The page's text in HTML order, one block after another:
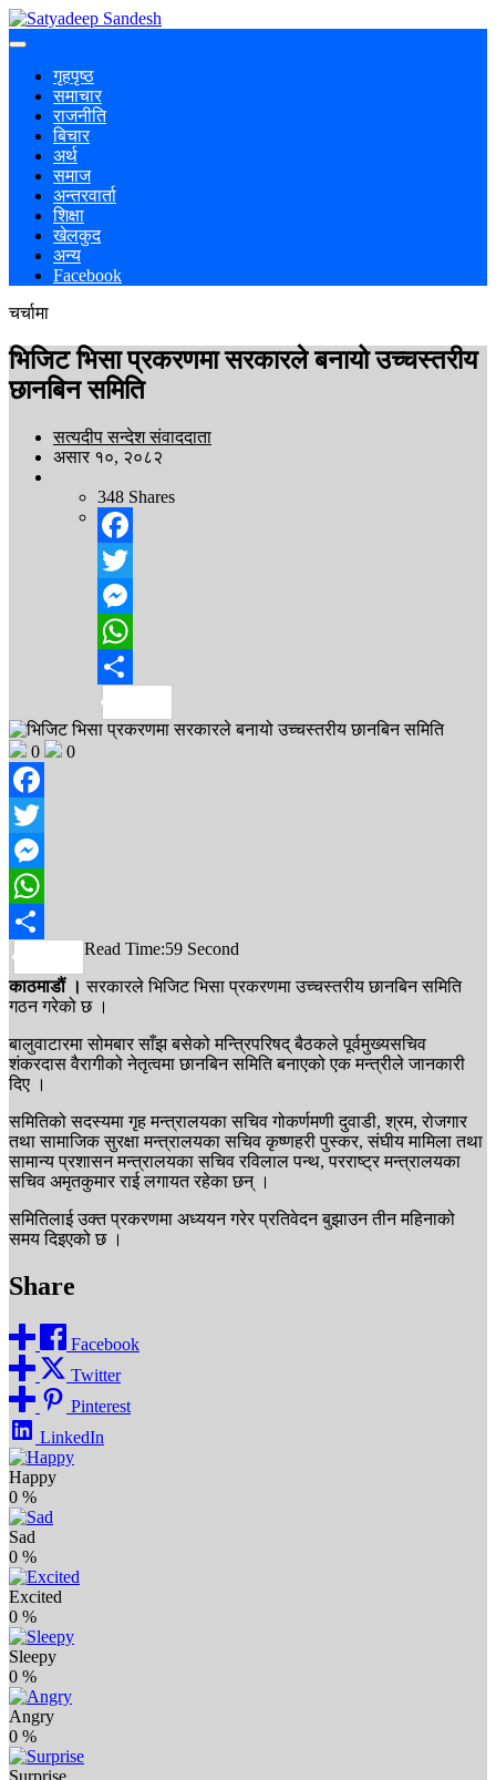
गृहपृष्ठ
समाचार
राजनीति
बिचार
अर्थ
समाज
अन्तरवार्ता
शिक्षा
खेलकुद
अन्य
Facebook
चर्चामा
भिजिट भिसा प्रकरणमा सरकारले बनायो उच्चस्तरीय
छानबिन समिति
सत्यदीप सन्देश संवाददाता
असार १०, २०८२
348 Shares
Facebook
Twitter
Messenger
WhatsApp
0 0
Facebook
Twitter
Messenger
WhatsApp
Share
Read Time:59 Second
काठमाडौं । सरकारले भिजिट भिसा प्रकरणमा उच्चस्तरीय छानबिन समिति
गठन गरेको छ ।
बालुवाटारमा सोमबार साँझ बसेको मन्त्रिपरिषद् बैठकले पूर्वमुख्यसचिव
शंकरदास वैरागीको नेतृत्वमा छानबिन समिति बनाएको एक मन्त्रीले जानकारी
दिए ।
समितिको सदस्यमा गृह मन्त्रालयका सचिव गोकर्णमणी दुवाडी, श्रम, रोजगार
तथा सामाजिक सुरक्षा मन्त्रालयका सचिव कृष्णहरी पुस्कर, संघीय मामिला तथा
सामान्य प्रशासन मन्त्रालयका सचिव रविलाल पन्थ, परराष्ट्र मन्त्रालयका
सचिव अमृतकुमार राई लगायत रहेका छन् ।
समितिलाई उक्त प्रकरणमा अध्ययन गरेर प्रतिवेदन बुझाउन तीन महिनाको
समय दिइएको छ ।
Share
Facebook
Twitter
Pinterest
LinkedIn
Happy
0 %
Sad
0 %
Excited
0 %
Sleepy
0 %
Angry
0 %
Surprise